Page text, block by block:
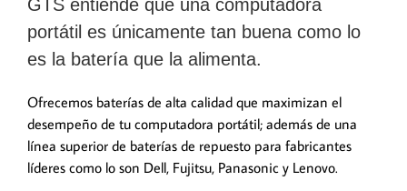
GTS entiende que una computadora
portátil es únicamente tan buena como lo
es la batería que la alimenta.
Ofrecemos baterías de alta calidad que maximizan el
desempeño de tu computadora portátil; además de una
línea superior de baterías de repuesto para fabricantes
líderes como lo son Dell, Fujitsu, Panasonic y Lenovo.